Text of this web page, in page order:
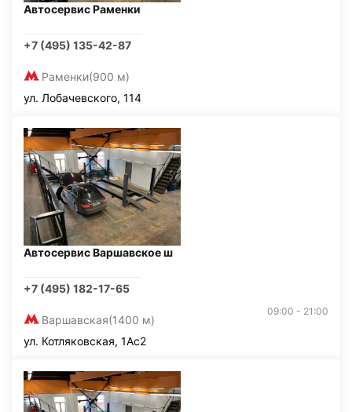
Автосервис Раменки
+7 (495) 135-42-87
Раменки(900 м)
ул. Лобачевского, 114
Автосервис Варшавское ш
+7 (495) 182-17-65
Варшавская(1400 м)
09:00 - 21:00
ул. Котляковская, 1Ас2